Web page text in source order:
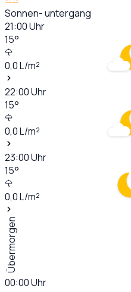
Sonnen- untergang
21:00Uhr
15°
0,0L/m²
22:00Uhr
15°
0,0L/m²
23:00Uhr
15°
0,0L/m²
Übermorgen
00:00Uhr